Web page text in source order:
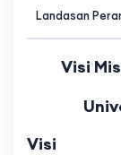
Landasan
Visi
Visi